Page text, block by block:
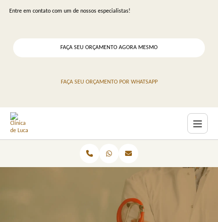
Entre em contato com um de nossos especialistas!
FAÇA SEU ORÇAMENTO AGORA MESMO
FAÇA SEU ORÇAMENTO POR WHATSAPP